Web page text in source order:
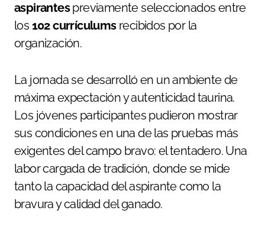
aspirantespreviamente seleccionados entre
los 102 currículumsrecibidos por la
organización.
La jornada se desarrolló en un ambiente de
máxima expectación y autenticidad taurina.
Los jóvenes participantes pudieron mostrar
sus condiciones en una de las pruebas más
exigentes del campo bravo: el tentadero. Una
labor cargada de tradición, donde se mide
tanto la capacidad del aspirante como la
bravura y calidad del ganado.